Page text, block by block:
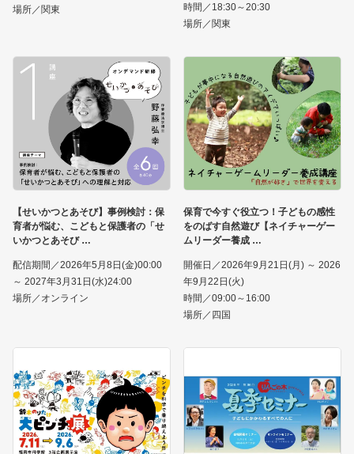
場所／関東
時間／18:30～20:30
場所／関東
【せいかつとあそび】事例検討：保
育者が悩む、こどもと保護者の「せ
いかつとあそび
配信期間／2026年5月8日(金)00:00
～ 2027年3月31日(水)24:00
場所／オンライン
保育で今すぐ役立つ！子どもの感性
をのばす自然遊び【ネイチャーゲー
ムリーダー養成
開催日／2026年9月21日(月) ～ 2026
年9月22日(火)
時間／09:00～16:00
場所／四国